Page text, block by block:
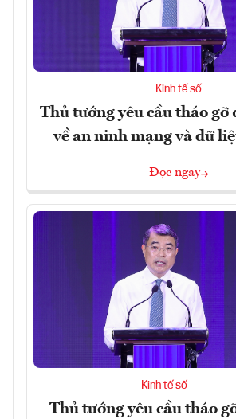
Kinh tế số
Thủ tướng yêu cầu tháo gỡ
về an ninh mạng và dữ
Đọc ngay
Kinh tế số
Thủ tướng yêu cầu tháo